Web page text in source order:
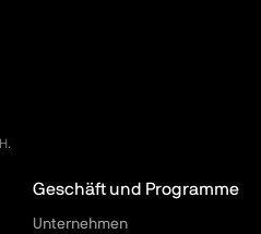
menu
Geschäft und Programme
Unternehmen